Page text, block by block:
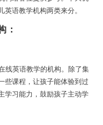
语教学机构两类来分。
英语教学的机构。除了集
些课程，让孩子能体验到过
学习能力，鼓励孩子主动学